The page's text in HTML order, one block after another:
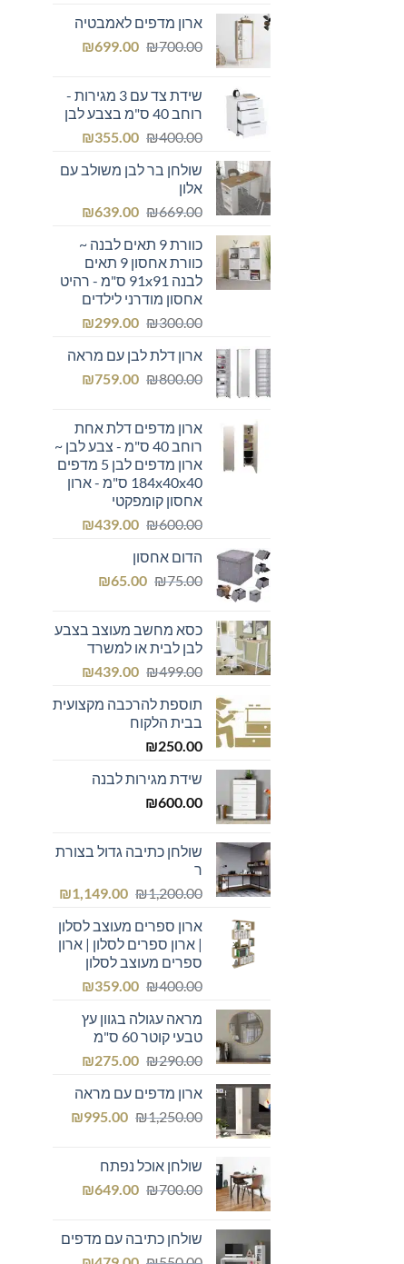
היה:
₪300.00.
הוא:
₪249.00.
ארון מדפים לאמבטיה
₪700.00
המחיר
₪700.00.
₪699.00
המחיר
₪699.00.שידת צד עם 3 מגירות -
רוחב 40 ס"מ בצבע לבן
₪400.00
המחיר
היה:
₪355.00
המחיר
הוא:
שולחן בר לבן משולב עם
אלון
₪669.00
המחיר
היה:
₪669.00.
₪639.00
המחיר
הוא:כוורת 9 תאים לבנה ~
כוורת אחסון 9 תאים
לבנה 91x91 ס"מ - רהיט
אחסון מודרני לילדים
₪300.00
המחיר
היה:
₪300.00.
₪299.00
המחיר
הוא:
₪299.00.
ארון דלת לבן עם מראה
₪800.00
המחיר
₪800.00.
₪759.00
המחיר
₪759.00.ארון מדפים דלת אחת
רוחב 40 ס"מ - צבע לבן ~
ארון מדפים לבן 5 מדפים
184x40x40 ס"מ - ארון
אחסון קומפקטי
₪600.00
המחיר
היה:
₪600.00.
₪439.00
המחיר
הדום אחסון
₪75.00
המחיר
₪75.00.
₪65.00
המחיר
₪65.00.
כסא מחשב מעוצב בצבע
לבן לבית או למשרד
₪499.00
המחיר
היה:
₪499.00.
₪439.00
המחיר
הוא:
תוספת להרכבה מקצועית
בבית הלקוח
₪250.00
שידת מגירות לבנה
₪600.00
שולחן כתיבה גדול בצורת
ר
₪1,200.00
המחיר
היה:
₪1,200.00.
₪1,149.00
המחיר
הוא:
₪1,149.00.
ארון ספרים מעוצב לסלון
| ארון ספרים לסלון | ארון
ספרים מעוצב לסלון
₪400.00
המחיר
היה:
₪400.00.
₪359.00
המחיר
הוא:מראה עגולה בגוון עץ
טבעי קוטר 60 ס"מ
₪290.00
המחיר
היה:
₪290.00.
₪275.00
המחיר
הוא:
₪275.00.
ארון מדפים עם מראה
₪1,250.00
המחיר
₪1,250.00.
₪995.00
המחיר
שולחן אוכל נפתח
₪700.00
המחיר
₪700.00.
₪649.00
המחיר
₪649.00.שולחן כתיבה עם מדפים